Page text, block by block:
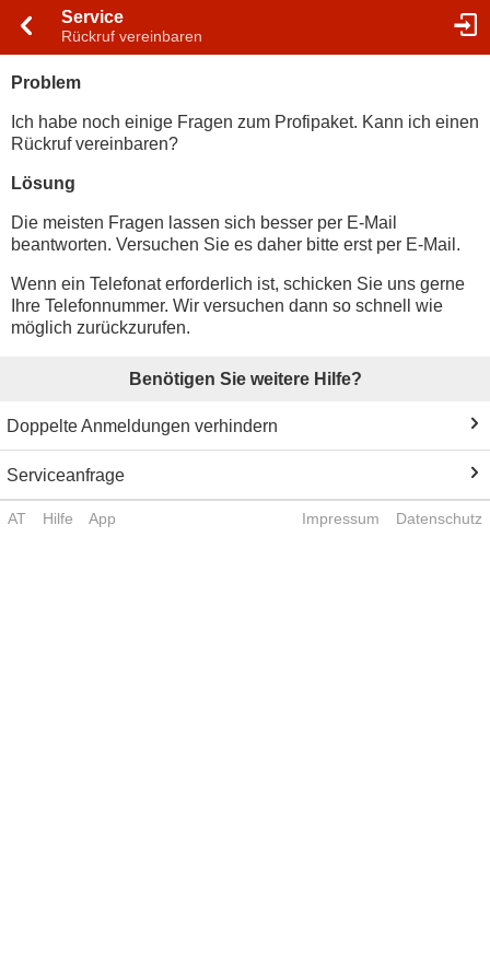
Service
Rückruf vereinbaren
Problem
Ich habe noch einige Fragen zum Profipaket. Kann ich einen
Rückruf vereinbaren?
Lösung
Die meisten Fragen lassen sich besser per E-Mail
beantworten. Versuchen Sie es daher bitte erst per E-Mail.
Wenn ein Telefonat erforderlich ist, schicken Sie uns gerne
Ihre Telefonnummer. Wir versuchen dann so schnell wie
möglich zurückzurufen.
Benötigen Sie weitere Hilfe?
Doppelte Anmeldungen verhindern
Serviceanfrage
AT Hilfe App Impressum Datenschutz